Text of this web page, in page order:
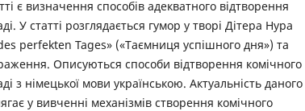
є визначення способів адекватного відтворення
У статті розглядається гумор у творі Дітера Нура
perfekten Tages» («Таємниця успішного дня») та
Описуються способи відтворення комічного
з німецької мови українською. Актуальність даного
у вивченні механізмів створення комічного